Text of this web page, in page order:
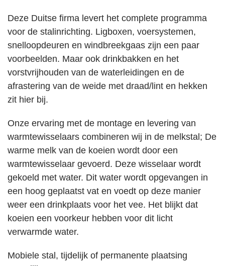
Deze Duitse firma levert het complete programma
voor de stalinrichting. Ligboxen, voersystemen,
snelloopdeuren en windbreekgaas zijn een paar
voorbeelden. Maar ook drinkbakken en het
vorstvrijhouden van de waterleidingen en de
afrastering van de weide met draad/lint en hekken
zit hier bij.
Onze ervaring met de montage en levering van
warmtewisselaars combineren wij in de melkstal; De
warme melk van de koeien wordt door een
warmtewisselaar gevoerd. Deze wisselaar wordt
gekoeld met water. Dit water wordt opgevangen in
een hoog geplaatst vat en voedt op deze manier
weer een drinkplaats voor het vee. Het blijkt dat
koeien een voorkeur hebben voor dit licht
verwarmde water.
Mobiele stal, tijdelijk of permanente plaatsing